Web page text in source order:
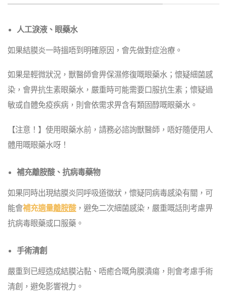
人工淚液、眼藥水
如果結膜炎一時搵唔到明確原因，會先做對症治療。
如果是輕微狀況，獸醫師會畀保濕修復嘅眼藥水；懷疑細菌感
染，會畀抗生素眼藥水，嚴重時可能需要口服抗生素；懷疑過
敏或自體免疫疾病，則會依需求畀含有類固醇嘅眼藥水。
【注意！】使用眼藥水前，請務必諮詢獸醫師，唔好隨便用人
體用嘅眼藥水呀！
補充離胺酸、抗病毒藥物
如果同時出現結膜炎同呼吸道徵狀，懷疑同病毒感染有關，可
能會補充適量離胺酸，避免二次細菌感染，嚴重嘅話則考慮畀
抗病毒眼藥或口服藥。
手術清創
嚴重到已經造成結膜沾黏、唔癒合嘅角膜潰瘍，則會考慮手術
清創，避免影響視力。